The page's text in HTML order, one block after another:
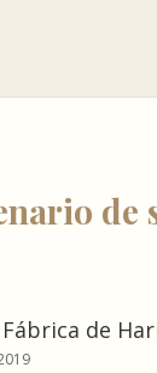
de
de